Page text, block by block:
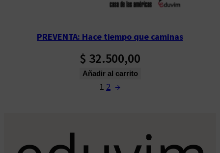
PREVENTA: Hace tiempo que caminas
$ 32.500,00
Añadir al carrito
1 2 →